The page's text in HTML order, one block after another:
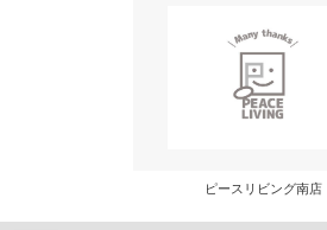
ピースリビング南店